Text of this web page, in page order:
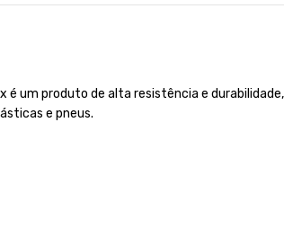
é um produto de alta resistência e
e pneus.